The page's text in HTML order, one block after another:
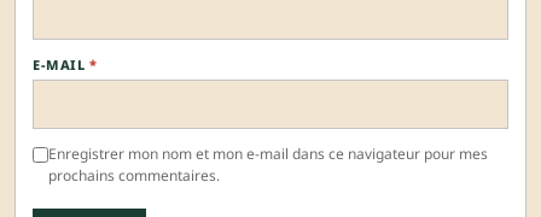
E-MAIL *
Enregistrer mon nom et mon e-mail dans ce navigateur pour mes
prochains commentaires.